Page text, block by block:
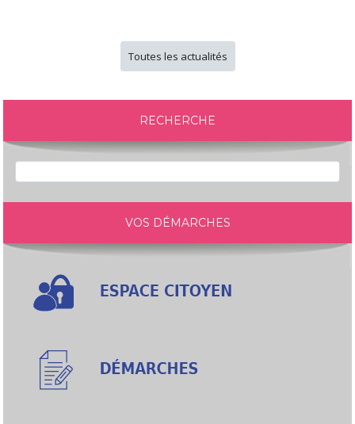
Toutes les actualités
RECHERCHE
VOS DÉMARCHES